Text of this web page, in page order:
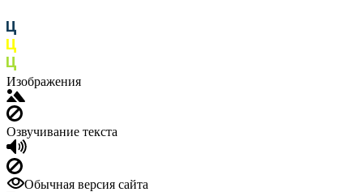
Изображения
Озвучивание текста
Обычная версия сайта